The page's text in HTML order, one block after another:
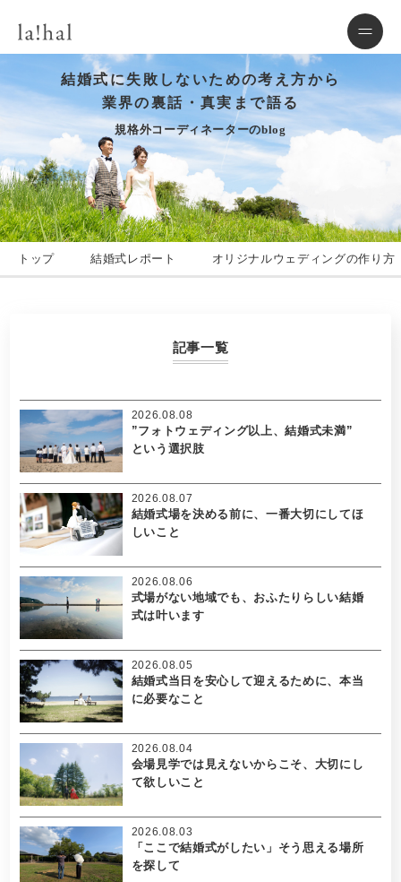
結婚式に失敗しないための考え方から
業界の裏話・真実まで語る
規格外コーディネーターのblog
トップ 結婚式レポート オリジナルウェディングの作り方
記事一覧
”フォトウェディング以上、結婚式未満”
という選択肢
2026.08.08
結婚式場を決める前に、一番大切にしてほ
しいこと
2026.08.07
式場がない地域でも、おふたりらしい結婚
式は叶います
2026.08.06
結婚式当日を安心して迎えるために、本当
に必要なこと
2026.08.05
会場見学では見えないからこそ、大切にし
て欲しいこと
2026.08.04
「ここで結婚式がしたい」そう思える場所
を探して
2026.08.03